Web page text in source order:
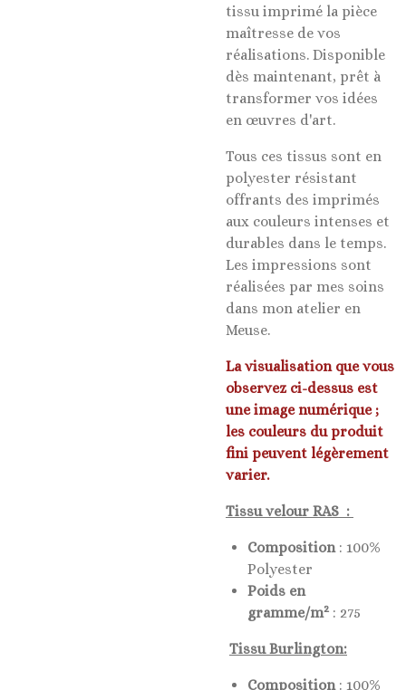
tissu imprimé la pièce
maîtresse de vos
réalisations. Disponible
dès maintenant, prêt à
transformer vos idées
en œuvres d'art.
Tous ces tissus sont en
polyester résistant
offrants des imprimés
aux couleurs intenses et
durables dans le temps.
Les impressions sont
réalisées par mes soins
dans mon atelier en
Meuse.
La visualisation que vous
observez ci-dessus est
une image numérique ;
les couleurs du produit
fini peuvent légèrement
varier.
Tissu velour RAS :
Composition: 100%
Polyester
Poids en
gramme/m2 : 275
Tissu Burlington:
Composition: 100%